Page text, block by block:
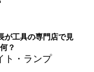
が工具の専門店で見
？
ト・ランプ